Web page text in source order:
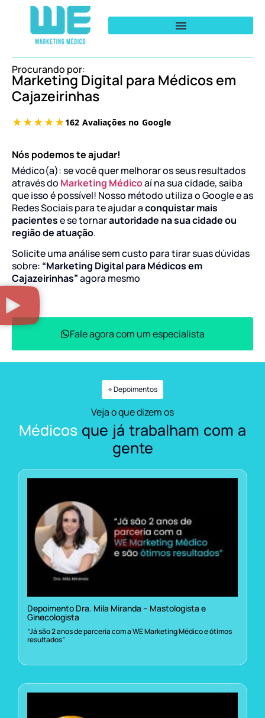
Procurando por:
Marketing Digital para Médicos em
Cajazeirinhas
Nós podemos te ajudar!
Médico(a): se você quer melhorar os seus resultados
através do Marketing Médicoaí na sua cidade, saiba
que isso é possível! Nosso método utiliza o Google e as
Redes Sociais para te ajudar aconquistar mais
pacientese se tornarautoridade na sua cidade ou
região de atuação.
Solicite uma análise sem custo para tirar suas dúvidas
sobre: “Marketing Digital para Médicos em
Cajazeirinhas”agora mesmo
Fale agora com um especialista
⭐ Depoimentos
Veja o que dizem os
Médicos que já trabalham com a
gente
Depoimento Dra. Mila Miranda – Mastologista e
Ginecologista
“Já são 2 anos de parceria com a WE Marketing Médico e ótimos
resultados”